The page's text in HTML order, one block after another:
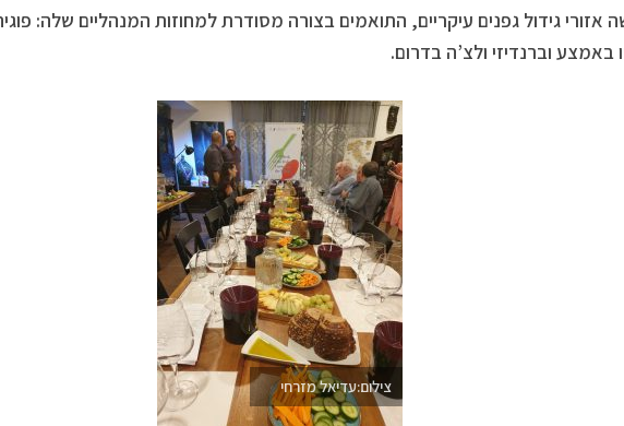
אזורי גידול גפנים עיקריים, התואמים בצורה מסודרת למחוזות המנהליים שלה:
באמצע וברנדיזי ולצ’ה בדרום.
צילום:עדיאל מזרחי